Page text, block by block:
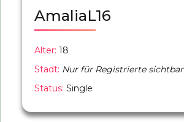
AmaliaL16
Alter: 18
Stadt: Nur für Registrierte sichtbar
Status: Single